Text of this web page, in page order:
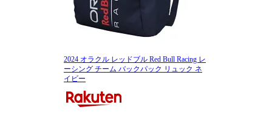
2024 オラクル レッドブル Red Bull Racing レ
ーシング チーム バックパック リュック ネ
イビー